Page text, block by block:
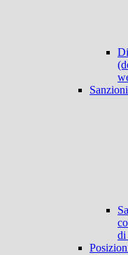
di